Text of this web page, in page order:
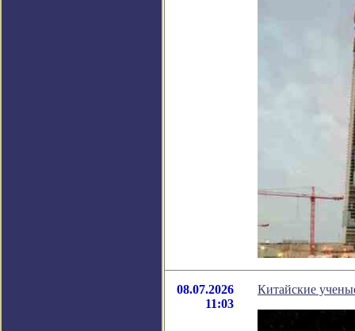
08.07.2026
11:03
Китайские